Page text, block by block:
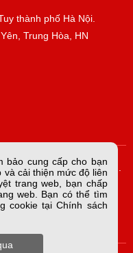
thành phố Hà Nội.
Trung Hòa, HN
Hải Châu, TP. Đà Nẵng.
bảo cung cấp cho bạn
và cải thiện mức độ liên
trang web, bạn chấp
web. Bạn có thể tìm
cookie tại Chính sách